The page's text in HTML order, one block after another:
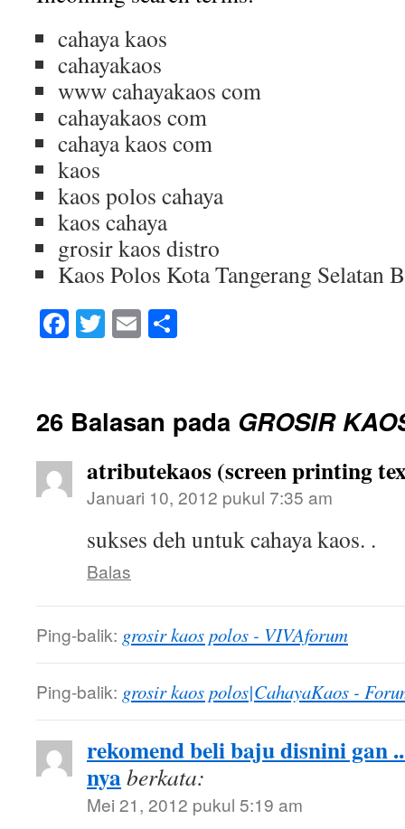
cahaya kaos
cahayakaos
www cahayakaos com
cahayakaos com
cahaya kaos com
kaos
kaos polos cahaya
kaos cahaya
grosir kaos distro
Kaos Polos Kota Tangerang Selatan
Facebook
Twitter
Email
26 Balasan pada GROSIR
atributekaos (screen printing
Januari 10, 2012 pukul 7:35 am
sukses deh untuk cahaya kaos. .
Balas
Ping-balik: grosir kaos polos - VIVAforum
Ping-balik: grosir kaos polos|CahayaKaos -
rekomend beli baju disnini gan
nyaberkata:
Mei 21, 2012 pukul 5:19 am